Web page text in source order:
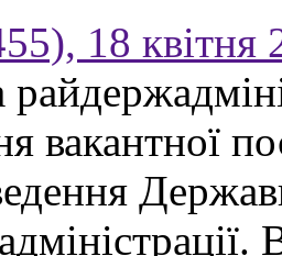
18 квітня
вакантної